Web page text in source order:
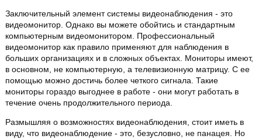
Заключительный элемент системы видеонаблюдения - это
видеомонитор. Однако вы можете обойтись и стандартным
компьютерным видеомонитором. Профессиональный
видеомонитор как правило применяют для наблюдения в
больших организациях и в сложных объектах. Мониторы имеют,
в основном, не компьютерную, а телевизионную матрицу. С ее
помощью можно достичь более четкого сигнала. Такие
мониторы гораздо выгоднее в работе - они могут работать в
течение очень продолжительного периода.
Размышляя о возможностях видеонаблюдения, стоит иметь в
виду, что видеонаблюдение - это, безусловно, не панацея. Но